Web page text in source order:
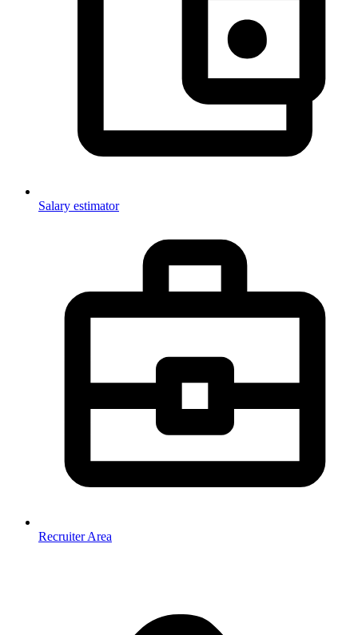
Salary estimator
Recruiter Area